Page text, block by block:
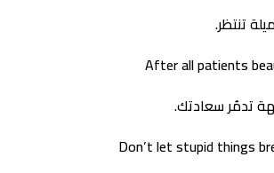
تنتظر.
After all patients
تدمُر سعادتك.
Don’t let stupid things